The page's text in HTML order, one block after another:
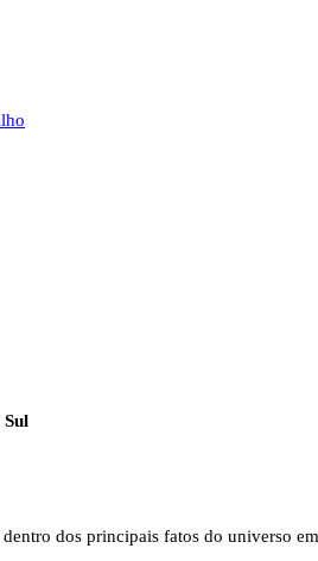
dos principais fatos do universo